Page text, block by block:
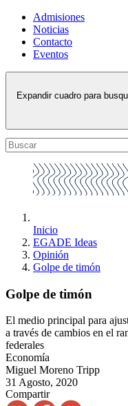
Admisiones
Noticias
Contacto
Eventos
Expandir cuadro para
Inicio
EGADE Ideas
Opinión
Golpe de timón
Golpe de timón
El medio principal para
a través de cambios en el
federales
Economía
Miguel Moreno Tripp
31 Agosto, 2020
Compartir